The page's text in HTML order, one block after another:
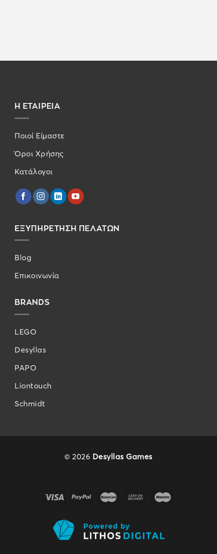
Η ΕΤΑΙΡΕΙΑ
Ποιοί Είμαστε
Όροι Χρήσης
Κατάλογοι
ΕΞΥΠΗΡΕΤΗΣΗ ΠΕΛΑΤΩΝ
Blog
Επικοινωνία
BRANDS
LEGO
Desyllas
PAPO
Liontouch
Schmidt
© 2026 Desyllas Games